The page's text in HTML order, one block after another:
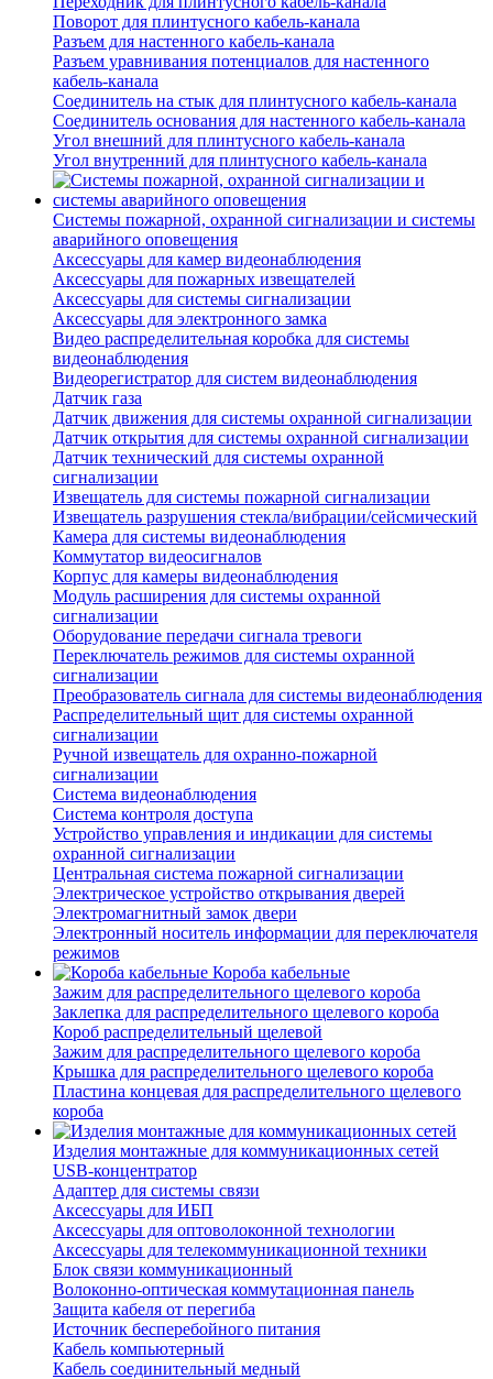
Поворот для плинтусного кабель-канала
Разъем для настенного кабель-канала
Разъем уравнивания потенциалов для настенного
кабель-канала
Соединитель на стык для плинтусного кабель-канала
Соединитель основания для настенного кабель-канала
Угол внешний для плинтусного кабель-канала
Угол внутренний для плинтусного кабель-канала
Системы пожарной, охранной сигнализации и системы
аварийного оповещения
Аксессуары для камер видеонаблюдения
Аксессуары для пожарных извещателей
Аксессуары для системы сигнализации
Аксессуары для электронного замка
Видео распределительная коробка для системы
видеонаблюдения
Видеорегистратор для систем видеонаблюдения
Датчик газа
Датчик движения для системы охранной сигнализации
Датчик открытия для системы охранной сигнализации
Датчик технический для системы охранной
сигнализации
Извещатель для системы пожарной сигнализации
Извещатель разрушения стекла/вибрации/сейсмический
Камера для системы видеонаблюдения
Коммутатор видеосигналов
Корпус для камеры видеонаблюдения
Модуль расширения для системы охранной
сигнализации
Оборудование передачи сигнала тревоги
Переключатель режимов для системы охранной
сигнализации
Преобразователь сигнала для системы видеонаблюдения
Распределительный щит для системы охранной
сигнализации
Ручной извещатель для охранно-пожарной
сигнализации
Система видеонаблюдения
Система контроля доступа
Устройство управления и индикации для системы
охранной сигнализации
Центральная система пожарной сигнализации
Электрическое устройство открывания дверей
Электромагнитный замок двери
Электронный носитель информации для переключателя
режимов
Короба кабельные
Зажим для распределительного щелевого короба
Заклепка для распределительного щелевого короба
Короб распределительный щелевой
Зажим для распределительного щелевого короба
Крышка для распределительного щелевого короба
Пластина концевая для распределительного щелевого
короба
Изделия монтажные для коммуникационных сетей
USB-концентратор
Адаптер для системы связи
Аксессуары для ИБП
Аксессуары для оптоволоконной технологии
Аксессуары для телекоммуникационной техники
Блок связи коммуникационный
Волоконно-оптическая коммутационная панель
Защита кабеля от перегиба
Источник бесперебойного питания
Кабель компьютерный
Кабель соединительный медный